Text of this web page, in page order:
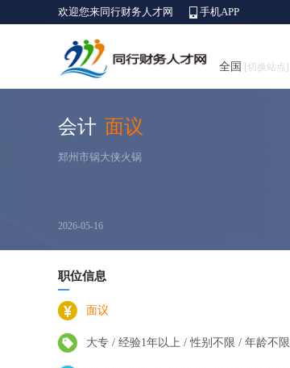
欢迎您来同行财务人才网 手机APP
全国 [切换站点]
会计 面议
郑州市锅大侠火锅
2026-05-16
职位信息
面议
大专 / 经验1年以上 / 性别不限 / 年龄不限